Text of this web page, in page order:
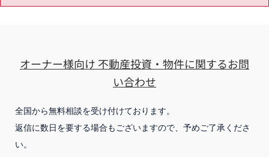
オーナー様向け 不動産投資・物件に関するお問
い合わせ
全国から無料相談を受け付けております。
返信に数日を要する場合もございますので、予めご了承くださ
い。